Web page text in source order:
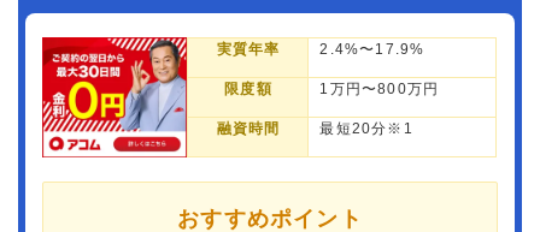
実質年率 2.4%〜17.9%
限度額 1万円〜800万円
融資時間 最短20分※1
おすすめポイント